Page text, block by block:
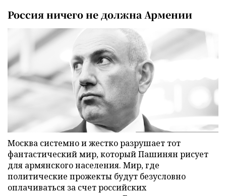
Россия ничего не должна Армении
Москва системно и жестко разрушает тот
фантастический мир, который Пашинян рисует
для армянского населения. Мир, где
политические прожекты будут безусловно
оплачиваться за счет российских